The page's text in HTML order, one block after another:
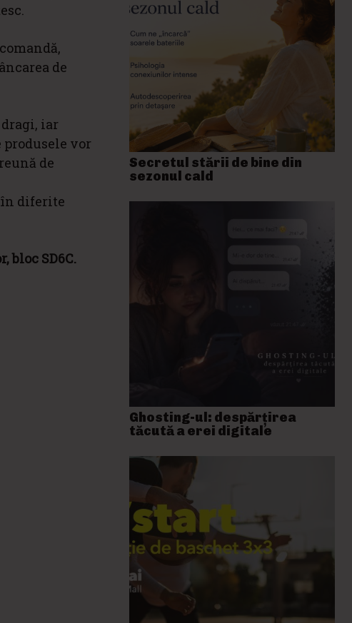
de
iar
produsele vor
de
în diferite
bloc SD6C.
Secretul stării de bine din
sezonul cald
Ghosting-ul: despărțirea
tăcută a erei digitale